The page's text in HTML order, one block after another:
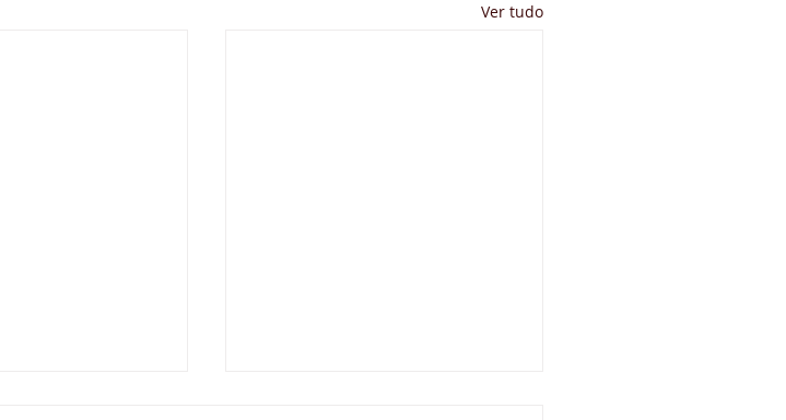
Ver tudo